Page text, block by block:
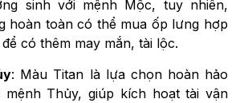
sinh với mệnh Mộc, tuy nhiên,
hoàn toàn có thể mua ốp lưng hợp
có thêm may mắn, tài lộc.
: Màu Titan là lựa chọn hoàn hảo
mệnh Thủy, giúp kích hoạt tài vận